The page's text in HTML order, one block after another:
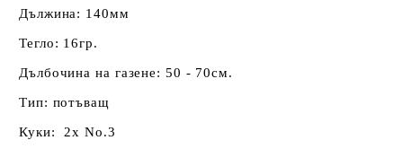
Дължина: 140мм
Тегло: 16гр.
Дълбочина на газене: 50 - 70см.
Тип: потъващ
Куки: 2x No.3